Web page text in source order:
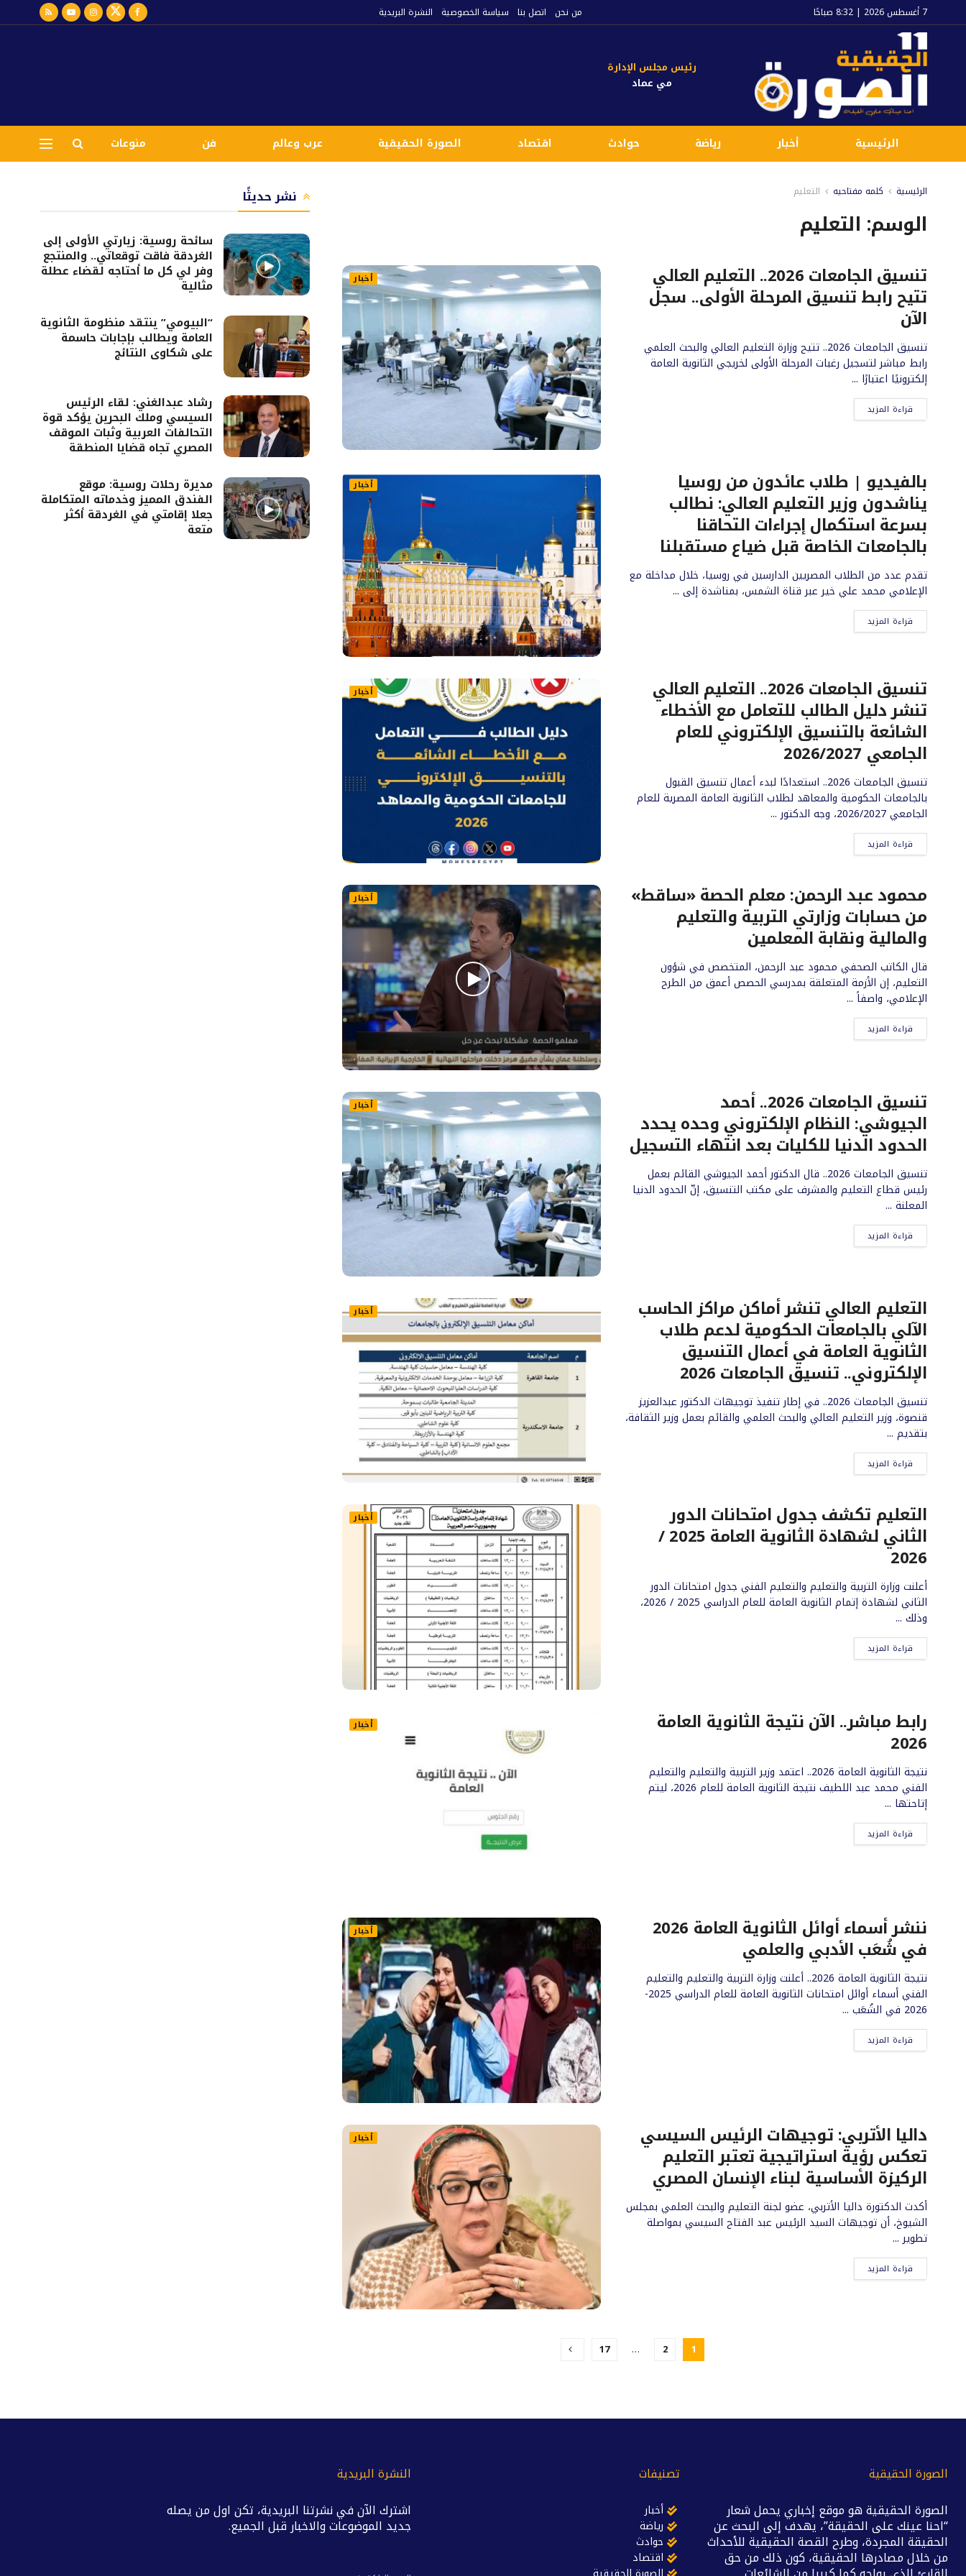
7 أغسطس 2026 | 8:32 صباحًا من نحن اتصل بنا سياسة الخصوصية النشرة البريدية
رئيس مجلس الإدارة
مي عماد
الرئيسية أخبار رياضة حوادث اقتصاد الصورة الحقيقية عرب وعالم فن منوعات
الرئيسية كلمه مفتاحيه التعليم
الوسم: التعليم
أخبار تنسيق الجامعات 2026.. التعليم العالي
تتيح رابط تنسيق المرحلة الأولى.. سجل
الآن
تنسيق الجامعات 2026.. تتيح وزارة التعليم العالي والبحث العلمي
رابط مباشر لتسجيل رغبات المرحلة الأولى لخريجي الثانوية العامة
إلكترونيًا اعتبارًا ...
قراءة المزيد
أخبار بالفيديو | طلاب عائدون من روسيا
يناشدون وزير التعليم العالي: نطالب
بسرعة استكمال إجراءات التحاقنا
بالجامعات الخاصة قبل ضياع مستقبلنا
تقدم عدد من الطلاب المصريين الدارسين في روسيا، خلال مداخلة مع
الإعلامي محمد علي خير عبر قناة الشمس، بمناشدة إلى ...
قراءة المزيد
أخبار تنسيق الجامعات 2026.. التعليم العالي
تنشر دليل الطالب للتعامل مع الأخطاء
الشائعة بالتنسيق الإلكتروني للعام
الجامعي 2026/2027
تنسيق الجامعات 2026.. استعدادًا لبدء أعمال تنسيق القبول
بالجامعات الحكومية والمعاهد لطلاب الثانوية العامة المصرية للعام
الجامعي 2026/2027، وجه الدكتور ...
قراءة المزيد
أخبار محمود عبد الرحمن: معلم الحصة «ساقط»
من حسابات وزارتي التربية والتعليم
والمالية ونقابة المعلمين
قال الكاتب الصحفي محمود عبد الرحمن، المتخصص في شؤون
التعليم، إن الأزمة المتعلقة بمدرسي الحصص أعمق من الطرح
الإعلامي، واصفاً ...
قراءة المزيد
أخبار تنسيق الجامعات 2026.. أحمد
الجيوشي: النظام الإلكتروني وحده يحدد
الحدود الدنيا للكليات بعد انتهاء التسجيل
تنسيق الجامعات 2026.. قال الدكتور أحمد الجيوشي القائم بعمل
رئيس قطاع التعليم والمشرف على مكتب التنسيق، إنّ الحدود الدنيا
المعلنة ...
قراءة المزيد
أخبار التعليم العالي تنشر أماكن مراكز الحاسب
الآلي بالجامعات الحكومية لدعم طلاب
الثانوية العامة في أعمال التنسيق
الإلكتروني.. تنسيق الجامعات 2026
تنسيق الجامعات 2026.. في إطار تنفيذ توجيهات الدكتور عبدالعزيز
قنصوة، وزير التعليم العالي والبحث العلمي والقائم بعمل وزير الثقافة،
بتقديم ...
قراءة المزيد
أخبار التعليم تكشف جدول امتحانات الدور
الثاني لشهادة الثانوية العامة 2025 /
2026
أعلنت وزارة التربية والتعليم والتعليم الفني جدول امتحانات الدور
الثاني لشهادة إتمام الثانوية العامة للعام الدراسي 2025 / 2026،
وذلك ...
قراءة المزيد
أخبار رابط مباشر.. الآن نتيجة الثانوية العامة
2026
نتيجة الثانوية العامة 2026.. اعتمد وزير التربية والتعليم والتعليم
الفني محمد عبد اللطيف نتيجة الثانوية العامة للعام 2026، ليتم
إتاحتها ...
قراءة المزيد
أخبار ننشر أسماء أوائل الثانوية العامة 2026
في شُعَب الأدبي والعلمي
نتيجة الثانوية العامة 2026.. أعلنت وزارة التربية والتعليم والتعليم
الفني أسماء أوائل امتحانات الثانوية العامة للعام الدراسي 2025-
2026 في الشُعَب ...
قراءة المزيد
أخبار داليا الأتربي: توجيهات الرئيس السيسي
تعكس رؤية استراتيجية تعتبر التعليم
الركيزة الأساسية لبناء الإنسان المصري
أكدت الدكتورة داليا الأتربي، عضو لجنة التعليم والبحث العلمي بمجلس
الشيوخ، أن توجيهات السيد الرئيس عبد الفتاح السيسي بمواصلة
تطوير ...
قراءة المزيد
1
2
…
17
نشر حديثًا
سائحة روسية: زيارتي الأولى إلى
الغردقة فاقت توقعاتي.. والمنتجع
وفر لي كل ما أحتاجه لقضاء عطلة
مثالية
“البيومي” ينتقد منظومة الثانوية
العامة ويطالب بإجابات حاسمة
على شكاوى النتائج
رشاد عبدالغني: لقاء الرئيس
السيسي وملك البحرين يؤكد قوة
التحالفات العربية وثبات الموقف
المصري تجاه قضايا المنطقة
مديرة رحلات روسية: موقع
الفندق المميز وخدماته المتكاملة
جعلا إقامتي في الغردقة أكثر
متعة
الصورة الحقيقية
الصورة الحقيقية هو موقع إخباري يحمل شعار
“احنا عينك على الحقيقة”، يهدف إلى البحث عن
الحقيقة المجردة، وطرح القصة الحقيقية للأحداث
من خلال مصادرها الحقيقية، كون ذلك من حق
تصنيفات
أخبار
رياضة
حوادث
اقتصاد
النشرة البريدية
اشترك الآن في نشرتنا البريدية، تكن اول من يصله
جديد الموضوعات والاخبار قبل الجميع.